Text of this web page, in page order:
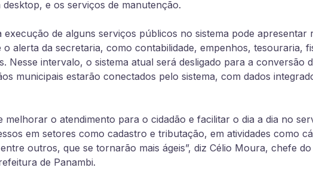
e os serviços de manutenção.
execução de alguns serviços públicos no sistema pode apresentar
alerta da secretaria, como contabilidade, empenhos, tesouraria,
Nesse intervalo, o sistema atual será desligado para a conversão
municipais estarão conectados pelo sistema, com dados
melhorar o atendimento para o cidadão e facilitar o dia a dia no
em setores como cadastro e tributação, em atividades como
outros, que se tornarão mais ágeis”, diz Célio Moura, chefe
de Panambi.